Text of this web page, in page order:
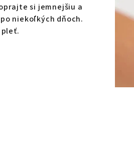
si jemnejšiu a
niekoľkých dňoch.